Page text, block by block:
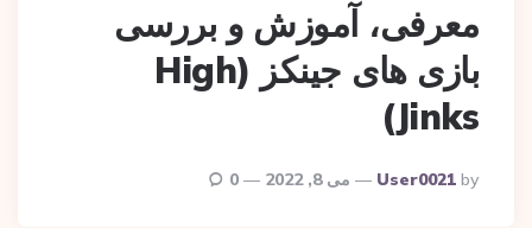
معرفی، آموزش و بررسی
بازی‌ های جینکز (High
Jinks)
Posted
By
By
User0021 می 8, 2022 0